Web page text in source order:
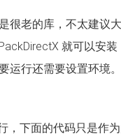
很老的库，不太建议大
就可以安
运行还需要设置环境。
，下面的代码只是作